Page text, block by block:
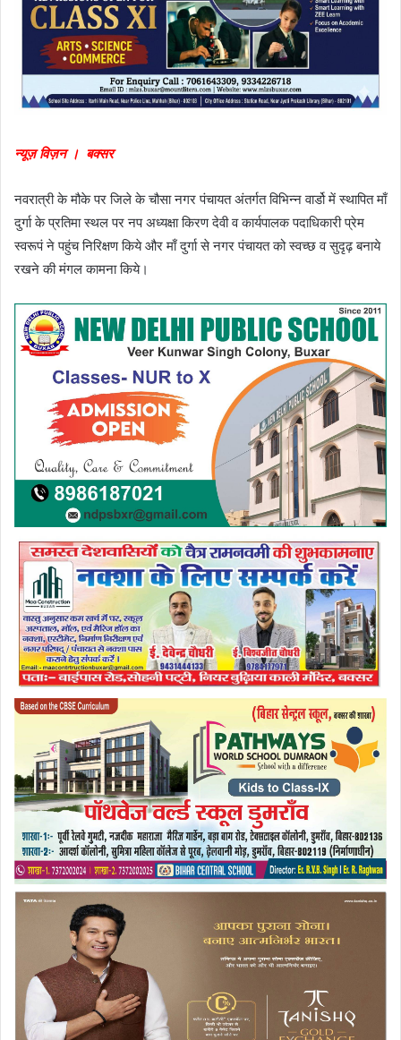
न्यूज़ विज़न । बक्सर
नवरात्री के मौके पर जिले के चौसा नगर पंचायत अंतर्गत विभिन्न वार्डो में स्थापित माँ
दुर्गा के प्रतिमा स्थल पर नप अध्यक्षा किरण देवी व कार्यपालक पदाधिकारी प्रेम
स्वरूपं ने पहुंच निरिक्षण किये और माँ दुर्गा से नगर पंचायत को स्वच्छ व सुदृढ़ बनाये
रखने की मंगल कामना किये।